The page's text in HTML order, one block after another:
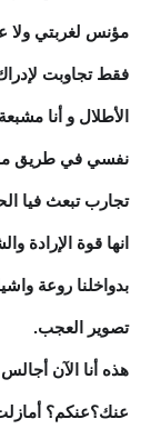
مؤنس لغربتي ولا
فقط تجاوبت
الأطلال و أنا
نفسي في طريق
تجارب تبعث فيا
انها قوة
بدواخلنا روعة
تصوير العجب.
هذه أنا الآن
عنك؟عنكم؟